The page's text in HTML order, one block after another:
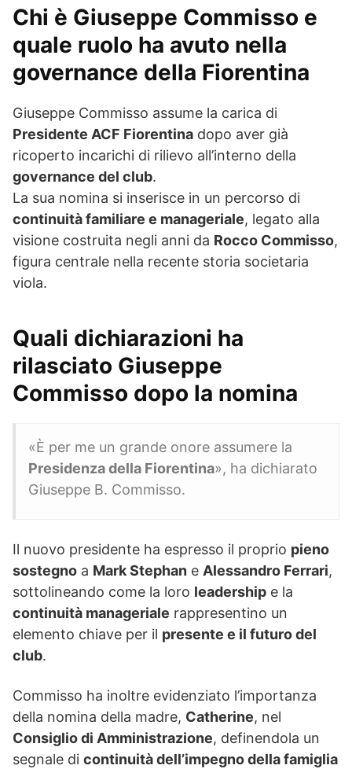
Chi è Giuseppe Commisso e
quale ruolo ha avuto nella
governance della Fiorentina
Giuseppe Commisso assume la carica di
Presidente ACF Fiorentina dopo aver già
ricoperto incarichi di rilievo all’interno della
governance del club.
La sua nomina si inserisce in un percorso di
continuità familiare e manageriale, legato alla
visione costruita negli anni da Rocco Commisso,
figura centrale nella recente storia societaria
viola.
Quali dichiarazioni ha
rilasciato Giuseppe
Commisso dopo la nomina
«È per me un grande onore assumere la
Presidenza della Fiorentina», ha dichiarato
Giuseppe B. Commisso.
Il nuovo presidente ha espresso il proprio pieno
sostegno a Mark Stephan e Alessandro Ferrari,
sottolineando come la loro leadership e la
continuità manageriale rappresentino un
elemento chiave per il presente e il futuro del
club.
Commisso ha inoltre evidenziato l’importanza
della nomina della madre, Catherine, nel
Consiglio di Amministrazione, definendola un
segnale di continuità dell’impegno della famiglia